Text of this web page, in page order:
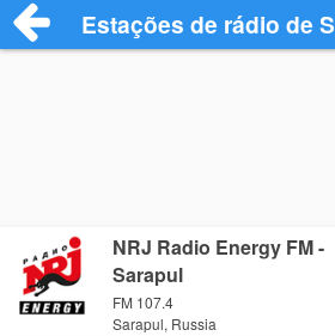
Estações de rádio de
NRJ Radio Energy FM -
Sarapul
FM 107.4
Sarapul, Russia